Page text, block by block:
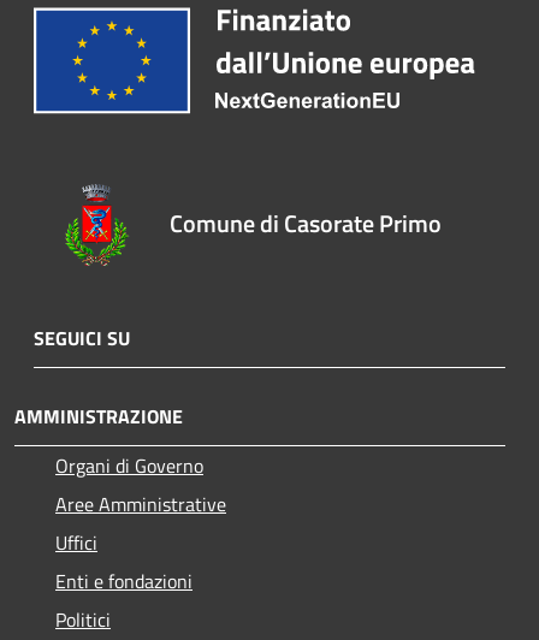
Comune di Casorate Primo
SEGUICI SU
AMMINISTRAZIONE
Organi di Governo
Aree Amministrative
Uffici
Enti e fondazioni
Politici